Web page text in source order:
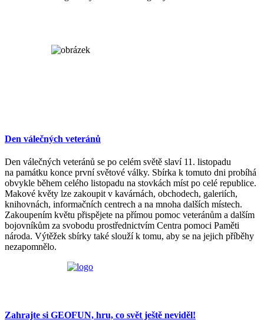
Den válečných veteránů
Den válečných veteránů se po celém světě slaví 11. listopadu
na památku konce první světové války. Sbírka k tomuto dni probíhá
obvykle během celého listopadu na stovkách míst po celé republice.
Makové květy lze zakoupit v kavárnách, obchodech, galeriích,
knihovnách, informačních centrech a na mnoha dalších místech.
Zakoupením květu přispějete na přímou pomoc veteránům a dalším
bojovníkům za svobodu prostřednictvím Centra pomoci Paměti
národa. Výtěžek sbírky také slouží k tomu, aby se na jejich příběhy
nezapomnělo.
Zahrajte si GEOFUN, hru, co svět ještě neviděl!